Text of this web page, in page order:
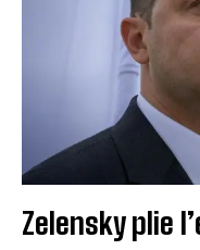
Zelensky plie